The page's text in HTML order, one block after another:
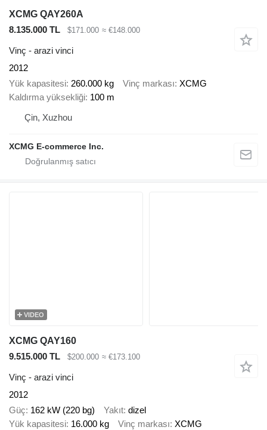
XCMG QAY260A
8.135.000 TL
$171.000 ≈ €148.000
Vinç - arazi vinci
2012
Yük kapasitesi 260.000 kg Vinç markası XCMG
Kaldırma yüksekliği 100 m
Çin, Xuzhou
XCMG E-commerce Inc.
VIDEO
XCMG QAY160
9.515.000 TL
$200.000 ≈ €173.100
Vinç - arazi vinci
2012
Güç 162 kW (220 bg) Yakıt dizel
Yük kapasitesi 16.000 kg Vinç markası XCMG